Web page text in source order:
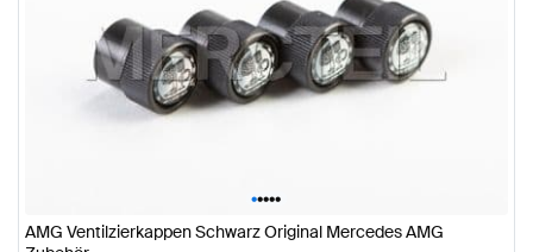
•••••
AMG Ventilzierkappen Schwarz Original Mercedes AMG